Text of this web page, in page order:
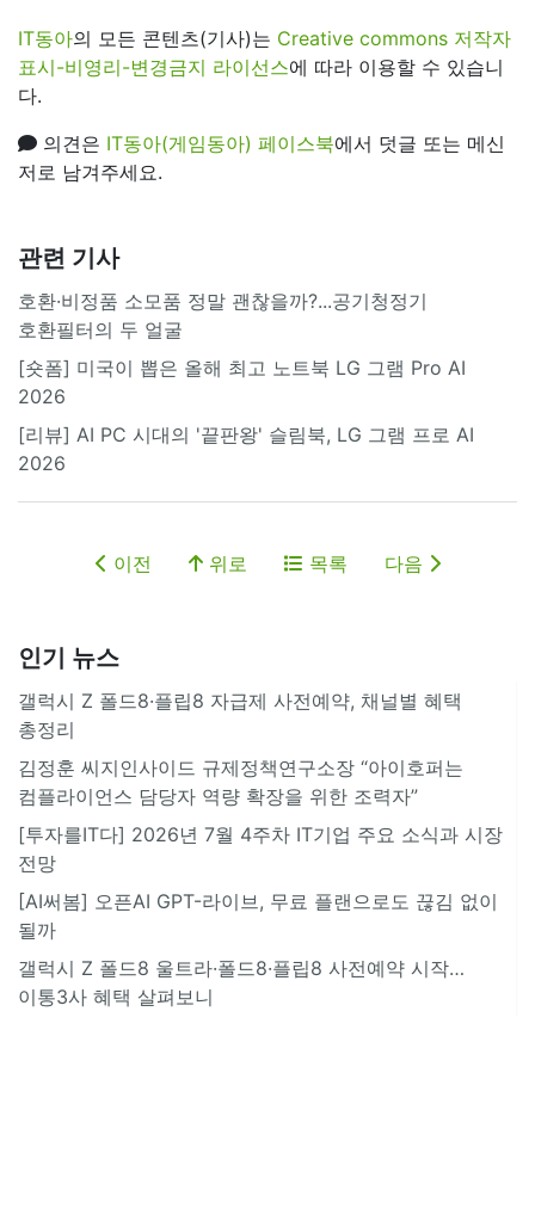
IT동아의 모든 콘텐츠(기사)는 Creative commons 저작자
표시-비영리-변경금지 라이선스에 따라 이용할 수 있습니
다.
의견은 IT동아(게임동아) 페이스북에서 덧글 또는 메신
저로 남겨주세요.
관련 기사
호환·비정품 소모품 정말 괜찮을까?...공기청정기
호환필터의 두 얼굴
[숏폼] 미국이 뽑은 올해 최고 노트북 LG 그램 Pro AI
2026
[리뷰] AI PC 시대의 '끝판왕' 슬림북, LG 그램 프로 AI
2026
이전 위로 목록 다음
인기 뉴스
갤럭시 Z 폴드8·플립8 자급제 사전예약, 채널별 혜택
총정리
김정훈 씨지인사이드 규제정책연구소장 “아이호퍼는
컴플라이언스 담당자 역량 확장을 위한 조력자”
[투자를IT다] 2026년 7월 4주차 IT기업 주요 소식과 시장
전망
[AI써봄] 오픈AI GPT-라이브, 무료 플랜으로도 끊김 없이
될까
갤럭시 Z 폴드8 울트라·폴드8·플립8 사전예약 시작…
이통3사 혜택 살펴보니